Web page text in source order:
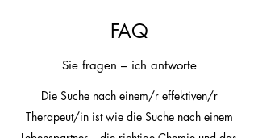
FAQ
Sie fragen – ich antworte
Die Suche nach einem/r effektiven/r
Therapeut/in ist wie die Suche nach einem